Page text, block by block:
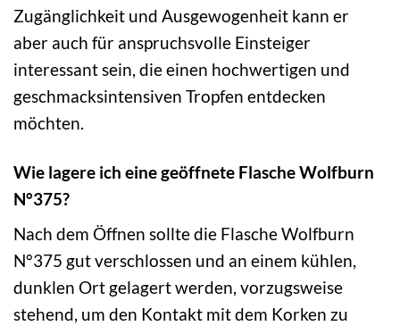
Zugänglichkeit und Ausgewogenheit kann er
aber auch für anspruchsvolle Einsteiger
interessant sein, die einen hochwertigen und
geschmacksintensiven Tropfen entdecken
möchten.
Wie lagere ich eine geöffnete Flasche Wolfburn
N°375?
Nach dem Öffnen sollte die Flasche Wolfburn
N°375 gut verschlossen und an einem kühlen,
dunklen Ort gelagert werden, vorzugsweise
stehend, um den Kontakt mit dem Korken zu